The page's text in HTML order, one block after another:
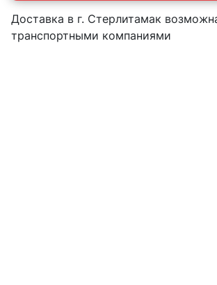
Доставка в г. Стерлитамак
транспортными компаниями